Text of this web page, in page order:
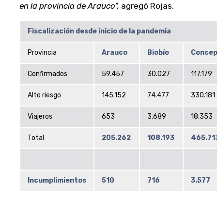
en la provincia de Arauco”, agregó Rojas.
Fiscalización desde inicio de la pandemia
Provincia Arauco Biobío
Confirmados 59.457 30.027 117.179
Alto riesgo 145.152 74.477 330.181
Viajeros 653 3.689 18.353
Total 205.262 108.193
Incumplimientos 510 716 3.577